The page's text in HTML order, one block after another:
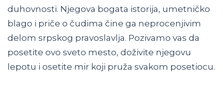
duhovnosti. Njegova bogata istorija, umetničko
blago i priče o čudima čine ga neprocenjivim
delom srpskog pravoslavlja. Pozivamo vas da
posetite ovo sveto mesto, doživite njegovu
lepotu i osetite mir koji pruža svakom posetiocu.